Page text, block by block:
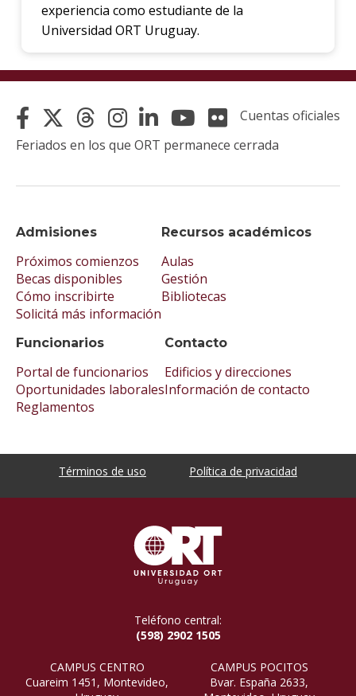
experiencia como estudiante de la
Universidad ORT Uruguay.
Admisiones
Próximos comienzos
Becas disponibles
Cómo inscribirte
Solicitá más información
Recursos académicos
Aulas
Gestión
Bibliotecas
Funcionarios
Portal de funcionarios
Oportunidades laborales
Reglamentos
Contacto
Edificios y direcciones
Información de contacto
Cuentas oficiales
Feriados en los que ORT permanece cerrada
Términos de uso Política de privacidad
Teléfono central:
(598) 2902 1505
CAMPUS CENTRO
Cuareim 1451, Montevideo,
CAMPUS POCITOS
Bvar. España 2633,